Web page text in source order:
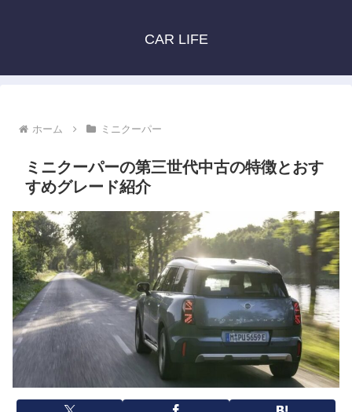
CAR LIFE
ホーム ミニクーパー
ミニクーパーの第三世代中古の特徴とおす
すめグレード紹介